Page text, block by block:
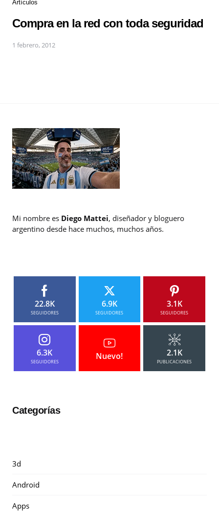
Artículos
Compra en la red con toda seguridad
1 febrero, 2012
Mi nombre es Diego Mattei, diseñador y bloguero
argentino desde hace muchos, muchos años.
22.8K
SEGUIDORES
6.9K
SEGUIDORES
3.1K
SEGUIDORES
6.3K
SEGUIDORES
Nuevo! 2.1K
PUBLICACIONES
Categorías
3d
Android
Apps